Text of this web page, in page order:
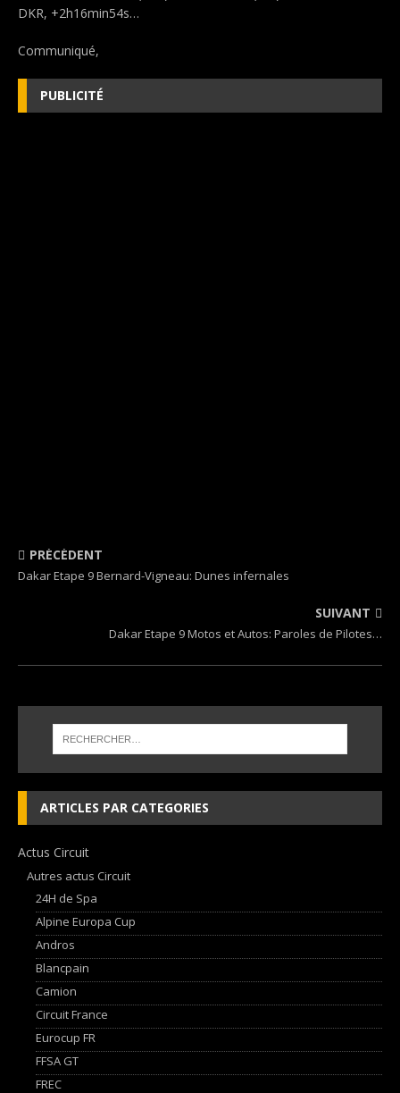
DKR, +2h16min54s…
Communiqué,
PUBLICITÉ
PRÉCÉDENT
Dakar Etape 9 Bernard-Vigneau: Dunes infernales
SUIVANT
Dakar Etape 9 Motos et Autos: Paroles de Pilotes…
ARTICLES PAR CATEGORIES
Actus Circuit
Autres actus Circuit
24H de Spa
Alpine Europa Cup
Andros
Blancpain
Camion
Circuit France
Eurocup FR
FFSA GT
FREC